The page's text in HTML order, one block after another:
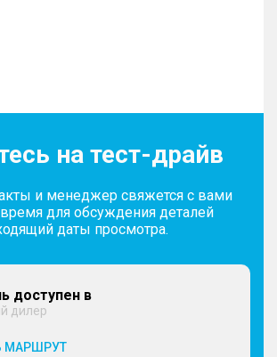
на тест-драйв
и менеджер свяжется с вами
для обсуждения деталей
даты просмотра.
доступен в
дилер
МАРШРУТ